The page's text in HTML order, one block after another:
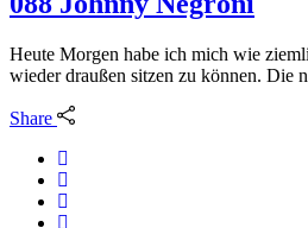
Heute Morgen habe ich mich wie
wieder draußen sitzen zu können. Die
Share